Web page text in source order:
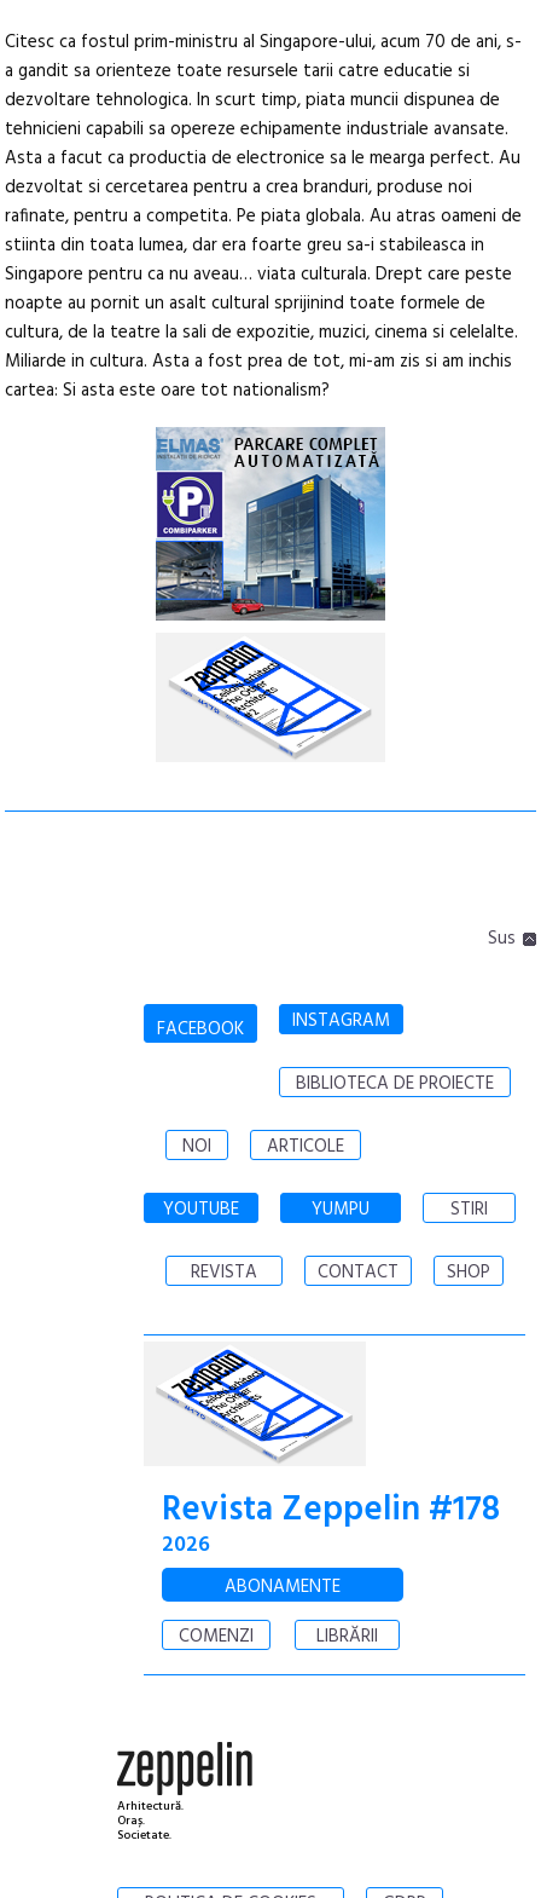
Citesc ca fostul prim-ministru al Singapore-ului, acum 70 de ani, s-
a gandit sa orienteze toate resursele tarii catre educatie si
dezvoltare tehnologica. In scurt timp, piata muncii dispunea de
tehnicieni capabili sa opereze echipamente industriale avansate.
Asta a facut ca productia de electronice sa le mearga perfect. Au
dezvoltat si cercetarea pentru a crea branduri, produse noi
rafinate, pentru a competita. Pe piata globala. Au atras oameni de
stiinta din toata lumea, dar era foarte greu sa-i stabileasca in
Singapore pentru ca nu aveau… viata culturala. Drept care peste
noapte au pornit un asalt cultural sprijinind toate formele de
cultura, de la teatre la sali de expozitie, muzici, cinema si celelalte.
Miliarde in cultura. Asta a fost prea de tot, mi-am zis si am inchis
cartea: Si asta este oare tot nationalism?
Sus
FACEBOOK INSTAGRAM
BIBLIOTECA DE PROIECTE
NOI ARTICOLE
YOUTUBE YUMPU STIRI
REVISTA CONTACT SHOP
Revista Zeppelin #178
2026
ABONAMENTE
COMENZI
LIBRĂRII
Arhitectură.
Oraș.
Societate.